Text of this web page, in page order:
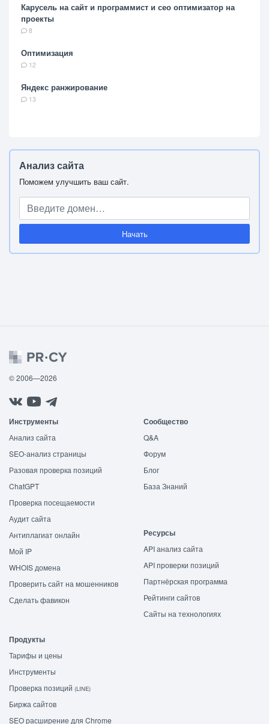
Карусель на сайт и программист и сео оптимизатор на
проекты
8
Оптимизация
12
Яндекс ранжирование
13
Анализ сайта
Поможем улучшить ваш сайт.
Начать
© 2006—2026
Инструменты
Анализ сайта
SEO-анализ страницы
Разовая проверка позиций
ChatGPT
Проверка посещаемости
Аудит сайта
Антиплагиат онлайн
Мой IP
WHOIS домена
Проверить сайт на мошенников
Сделать фавикон
Сообщество
Q&A
Форум
Блог
База Знаний
Ресурсы
API анализ сайта
API проверки позиций
Партнёрская программа
Рейтинги сайтов
Сайты на технологиях
Продукты
Тарифы и цены
Инструменты
Проверка позиций (LINE)
Биржа сайтов
SEO расширение для Chrome